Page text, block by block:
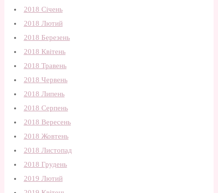
2018 Січень
2018 Лютий
2018 Березень
2018 Квітень
2018 Травень
2018 Червень
2018 Липень
2018 Серпень
2018 Вересень
2018 Жовтень
2018 Листопад
2018 Грудень
2019 Лютий